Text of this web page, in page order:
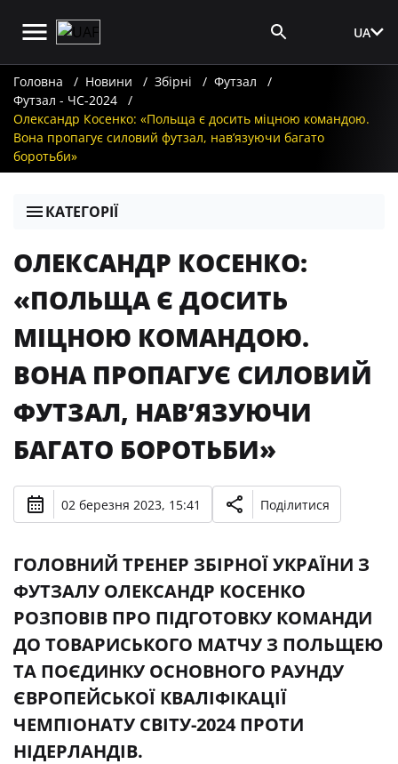
UA
Головна Новини Збірні
Футзал
Футзал - ЧС-2024
Олександр Косенко: «Польща є досить міцною командою.
Вона пропагує силовий футзал, нав’язуючи багато
боротьби»
КАТЕГОРІЇ
ОЛЕКСАНДР КОСЕНКО:
«ПОЛЬЩА Є ДОСИТЬ
МІЦНОЮ КОМАНДОЮ.
ВОНА ПРОПАГУЄ СИЛОВИЙ
ФУТЗАЛ, НАВ’ЯЗУЮЧИ
БАГАТО БОРОТЬБИ»
02 березня 2023, 15:41 Поділитися
ГОЛОВНИЙ ТРЕНЕР ЗБІРНОЇ УКРАЇНИ З
ФУТЗАЛУ ОЛЕКСАНДР КОСЕНКО
РОЗПОВІВ ПРО ПІДГОТОВКУ КОМАНДИ
ДО ТОВАРИСЬКОГО МАТЧУ З ПОЛЬЩЕЮ
ТА ПОЄДИНКУ ОСНОВНОГО РАУНДУ
ЄВРОПЕЙСЬКОЇ КВАЛІФІКАЦІЇ
ЧЕМПІОНАТУ СВІТУ-2024 ПРОТИ
НІДЕРЛАНДІВ.